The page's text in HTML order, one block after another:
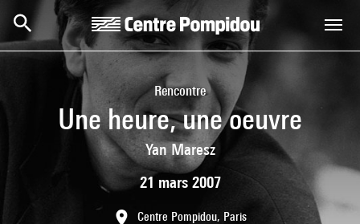
Aller au contenu principal
Centre Pompidou
Rencontre
Une heure, une oeuvre
Yan Maresz
21 mars 2007
Centre Pompidou, Paris